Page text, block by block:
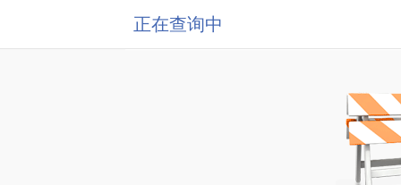
正在查询中